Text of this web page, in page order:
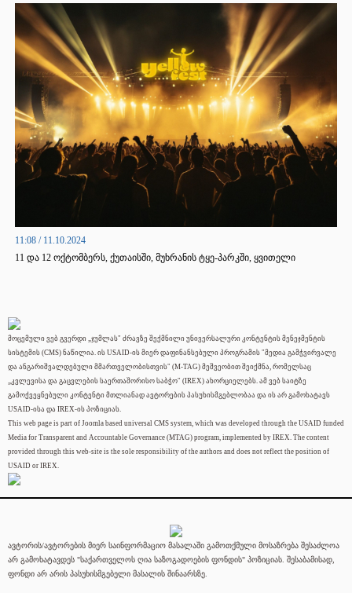
11:08 / 11.10.2024
11 და 12 ოქტომბერს, ქუთაისში, მუხრანის ტყე-პარკში, ყვითელი
მოცემული ვებ გვერდი „ჯუმლას" ძრავზე შექმნილი უნივერსალური კონტენტის მენეჯმენტის
სისტემის (CMS) ნაწილია. ის USAID-ის მიერ დაფინანსებული პროგრამის "მედია გამჭვირვალე
და ანგარიშვალდებული მმართველობისთვის" (M-TAG) მეშვეობით შეიქმნა, რომელსაც
„კვლევისა და გაცვლების საერთაშორისო საბჭო" (IREX) ახორციელებს. ამ ვებ საიტზე
გამოქვეყნებული კონტენტი მთლიანად ავტორების პასუხისმგებლობაა და ის არ გამოხატავს
USAID-ისა და IREX-ის პოზიციას.
This web page is part of Joomla based universal CMS system, which was developed through the USAID funded
Media for Transparent and Accountable Governance (MTAG) program, implemented by IREX. The content
provided through this web-site is the sole responsibility of the authors and does not reflect the position of
USAID or IREX.
ავტორის/ავტორების მიერ საინფორმაციო მასალაში გამოთქმული მოსაზრება შესაძლოა
არ გამოხატავდეს "საქართველოს ღია საზოგადოების ფონდის" პოზიციას. შესაბამისად,
ფონდი არ არის პასუხისმგებელი მასალის შინაარსზე.